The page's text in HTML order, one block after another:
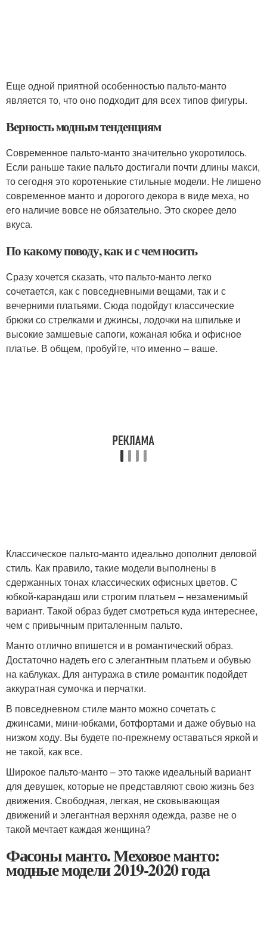
Еще одной приятной особенностью пальто-манто
является то, что оно подходит для всех типов фигуры.
Верность модным тенденциям
Современное пальто-манто значительно укоротилось.
Если раньше такие пальто достигали почти длины макси,
то сегодня это коротенькие стильные модели. Не лишено
современное манто и дорогого декора в виде меха, но
его наличие вовсе не обязательно. Это скорее дело
вкуса.
По какому поводу, как и с чем носить
Сразу хочется сказать, что пальто-манто легко
сочетается, как с повседневными вещами, так и с
вечерними платьями. Сюда подойдут классические
брюки со стрелками и джинсы, лодочки на шпильке и
высокие замшевые сапоги, кожаная юбка и офисное
платье. В общем, пробуйте, что именно – ваше.
Классическое пальто-манто идеально дополнит деловой
стиль. Как правило, такие модели выполнены в
сдержанных тонах классических офисных цветов. С
юбкой-карандаш или строгим платьем – незаменимый
вариант. Такой образ будет смотреться куда интереснее,
чем с привычным приталенным пальто.
Манто отлично впишется и в романтический образ.
Достаточно надеть его с элегантным платьем и обувью
на каблуках. Для антуража в стиле романтик подойдет
аккуратная сумочка и перчатки.
В повседневном стиле манто можно сочетать с
джинсами, мини-юбками, ботфортами и даже обувью на
низком ходу. Вы будете по-прежнему оставаться яркой и
не такой, как все.
Широкое пальто-манто – это также идеальный вариант
для девушек, которые не представляют свою жизнь без
движения. Свободная, легкая, не сковывающая
движений и элегантная верхняя одежда, разве не о
такой мечтает каждая женщина?
Фасоны манто. Меховое манто:
модные модели 2019-2020 года